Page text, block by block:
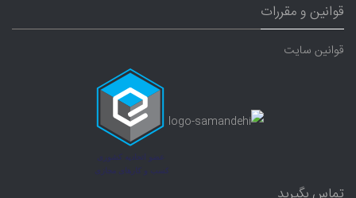
قوانین و مقررات
قوانین سایت